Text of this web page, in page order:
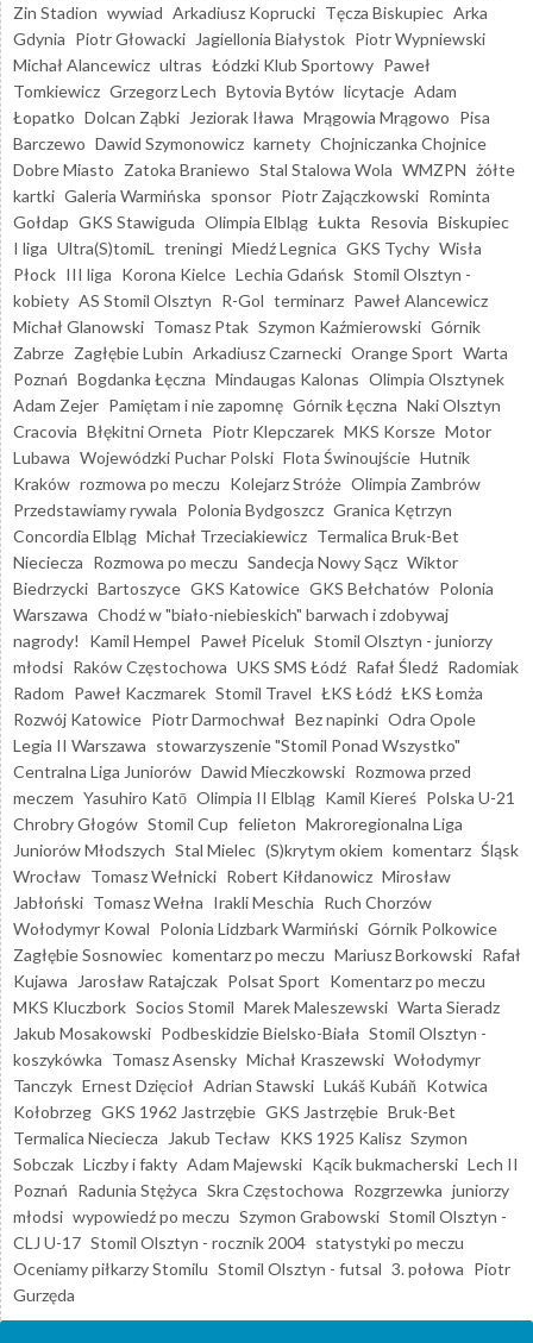
Zin Stadion wywiad Arkadiusz Koprucki Tęcza Biskupiec Arka
Gdynia Piotr Głowacki Jagiellonia Białystok Piotr Wypniewski
Michał Alancewicz ultras Łódzki Klub Sportowy Paweł
Tomkiewicz Grzegorz Lech Bytovia Bytów licytacje Adam
Łopatko Dolcan Ząbki Jeziorak Iława Mrągowia Mrągowo Pisa
Barczewo Dawid Szymonowicz karnety Chojniczanka Chojnice
Dobre Miasto Zatoka Braniewo Stal Stalowa Wola WMZPN żółte
kartki Galeria Warmińska sponsor Piotr Zajączkowski Rominta
Gołdap GKS Stawiguda Olimpia Elbląg Łukta Resovia Biskupiec
I liga Ultra(S)tomiL treningi Miedź Legnica GKS Tychy Wisła
Płock III liga Korona Kielce Lechia Gdańsk Stomil Olsztyn -
kobiety AS Stomil Olsztyn R-Gol terminarz Paweł Alancewicz
Michał Glanowski Tomasz Ptak Szymon Kaźmierowski Górnik
Zabrze Zagłębie Lubin Arkadiusz Czarnecki Orange Sport Warta
Poznań Bogdanka Łęczna Mindaugas Kalonas Olimpia Olsztynek
Adam Zejer Pamiętam i nie zapomnę Górnik Łęczna Naki Olsztyn
Cracovia Błękitni Orneta Piotr Klepczarek MKS Korsze Motor
Lubawa Wojewódzki Puchar Polski Flota Świnoujście Hutnik
Kraków rozmowa po meczu Kolejarz Stróże Olimpia Zambrów
Przedstawiamy rywala Polonia Bydgoszcz Granica Kętrzyn
Concordia Elbląg Michał Trzeciakiewicz Termalica Bruk-Bet
Nieciecza Rozmowa po meczu Sandecja Nowy Sącz Wiktor
Biedrzycki Bartoszyce GKS Katowice GKS Bełchatów Polonia
Warszawa Chodź w "biało-niebieskich" barwach i zdobywaj
nagrody!
Kamil Hempel Paweł Piceluk Stomil Olsztyn - juniorzy
młodsi Raków Częstochowa UKS SMS Łódź Rafał Śledź Radomiak
Radom Paweł Kaczmarek Stomil Travel ŁKS Łódź ŁKS Łomża
Rozwój Katowice Piotr Darmochwał Bez napinki Odra Opole
Legia II Warszawa stowarzyszenie "Stomil Ponad Wszystko"
Centralna Liga Juniorów Dawid Mieczkowski Rozmowa przed
meczem Yasuhiro Katō Olimpia II Elbląg Kamil Kiereś Polska U-21
Chrobry Głogów Stomil Cup felieton Makroregionalna Liga
Juniorów Młodszych Stal Mielec (S)krytym okiem komentarz Śląsk
Wrocław Tomasz Wełnicki Robert Kiłdanowicz Mirosław
Jabłoński Tomasz Wełna Irakli Meschia Ruch Chorzów
Wołodymyr Kowal Polonia Lidzbark Warmiński Górnik Polkowice
Zagłębie Sosnowiec komentarz po meczu Mariusz Borkowski Rafał
Kujawa
Jarosław Ratajczak Polsat Sport Komentarz po meczu
MKS Kluczbork Socios Stomil Marek Maleszewski Warta Sieradz
Jakub Mosakowski Podbeskidzie Bielsko-Biała Stomil Olsztyn -
koszykówka Tomasz Asensky Michał Kraszewski Wołodymyr
Tanczyk Ernest Dzięcioł Adrian Stawski Lukáš Kubáň Kotwica
Kołobrzeg GKS 1962 Jastrzębie GKS Jastrzębie Bruk-Bet
Termalica Nieciecza
Jakub Tecław KKS 1925 Kalisz Szymon
Sobczak Liczby i fakty Adam Majewski Kącik bukmacherski Lech II
Poznań Radunia Stężyca Skra Częstochowa Rozgrzewka juniorzy
młodsi wypowiedź po meczu Szymon Grabowski Stomil Olsztyn -
CLJ U-17 Stomil Olsztyn - rocznik 2004 statystyki po meczu
Oceniamy piłkarzy Stomilu Stomil Olsztyn - futsal 3. połowa Piotr
Gurzęda